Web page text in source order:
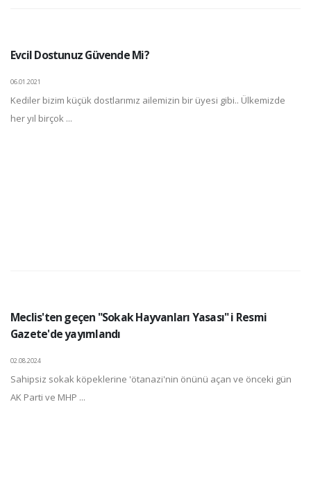
Evcil Dostunuz Güvende Mi?
06.01.2021
Kediler bizim küçük dostlarımız ailemizin bir üyesi gibi.. Ülkemizde
her yıl birçok ...
Meclis'ten geçen "Sokak Hayvanları Yasası" i Resmi
Gazete'de yayımlandı
02.08.2024
Sahipsiz sokak köpeklerine 'ötanazi'nin önünü açan ve önceki gün
AK Parti ve MHP ...